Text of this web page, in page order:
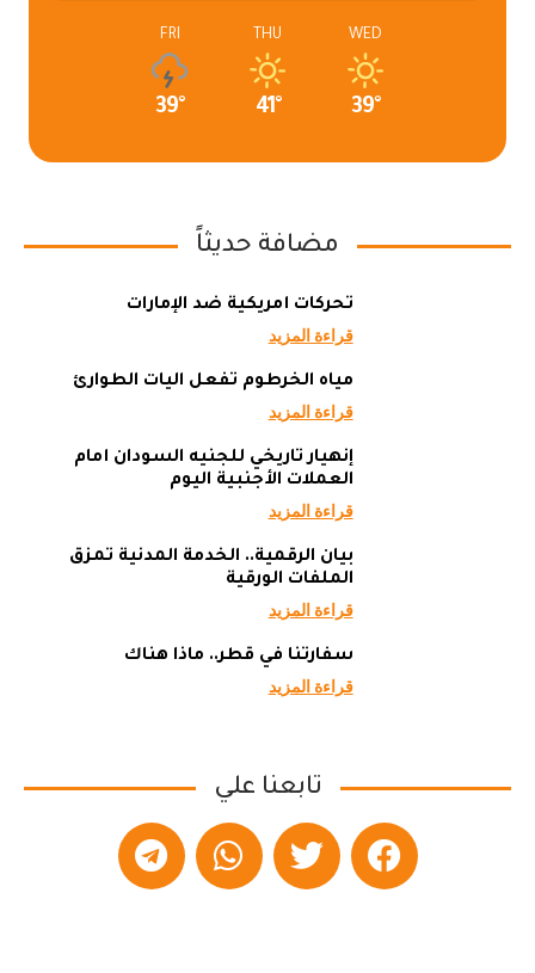
WED
39°
THU
41°
FRI
39°
مضافة حديثاً
تحركات أمريكية ضد الإمارات
قراءة المزيد
مياه الخرطوم تفعل آليات الطوارئ
قراءة المزيد
إنهيار تاريخي للجنيه السودان أمام
العملات الأجنبية اليوم
قراءة المزيد
بيان الرقمية.. الخدمة المدنية تمزق
الملفات الورقية
قراءة المزيد
سفارتنا في قطر.. ماذا هناك
قراءة المزيد
تابعنا علي